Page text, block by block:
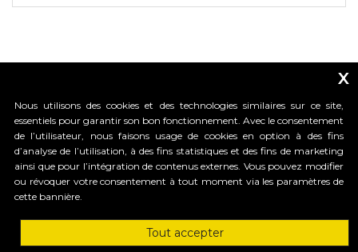
_____________________________
HI-MOTIONS S.r.l.
Via dell'industria, 91 - 36030 Sarcedo (VI) Italy
x
Nous utilisons des cookies et des technologies similaires sur ce site,
essentiels pour garantir son bon fonctionnement. Avec le consentement
de l’utilisateur, nous faisons usage de cookies en option à des fins
d’analyse de l’utilisation, à des fins statistiques et des fins de marketing
ainsi que pour l’intégration de contenus externes. Vous pouvez modifier
ou révoquer votre consentement à tout moment via les paramètres de
cette bannière.
Tout accepter